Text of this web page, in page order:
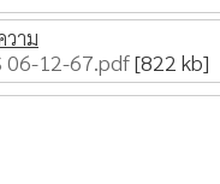
าม
06-12-67.pdf[822 kb]